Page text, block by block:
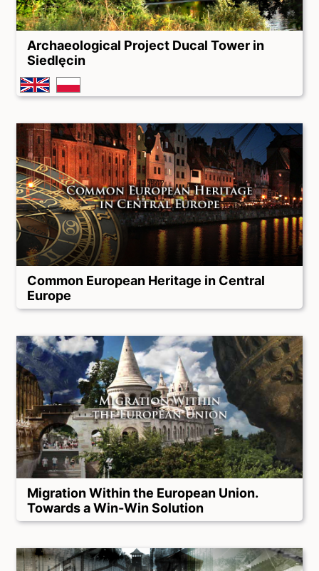
Archaeological Project Ducal Tower in
Siedlęcin
Common European Heritage in Central
Europe
Migration Within the European Union.
Towards a Win-Win Solution